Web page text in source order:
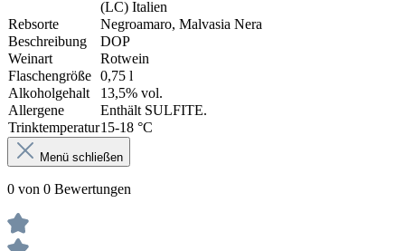
(LC) Italien
Rebsorte
Negroamaro, Malvasia Nera
Beschreibung
DOP
Weinart
Rotwein
Flaschengröße 0,75 l
Alkoholgehalt
13,5% vol.
Allergene
Enthält SULFITE.
Trinktemperatur15-18 °C
Menü schließen
0 von 0 Bewertungen